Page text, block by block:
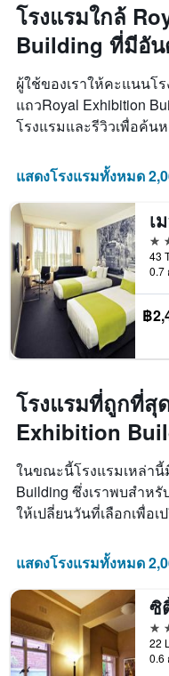
โรงแรมใกล้
Building ที่มีอั
ผู้ใช้ของเราให้คะแนนโ
แถวRoyal Exhibition
โรงแรมและรีวิวเพื่อค้
แสดงโรงแรมทั้งหมด
4
0.7
฿
โรงแรมที่ถูกที่สุ
Exhibition
ในขณะนี้โรงแรมเหล่านี้
Building ซึ่งเราพบสำ
ให้เปลี่ยนวันที่เลือกเพื่อเ
แสดงโรงแรมทั้งหมด
2 ด
0.6